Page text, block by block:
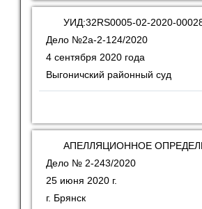
УИД:32RS0005-02-2020-
Дело №2а-2-124/2020
4 сентября 2020 года
Выгоничский районный суд
АПЕЛЛЯЦИОННОЕ
Дело № 2-243/2020
25 июня 2020 г.
г. Брянск